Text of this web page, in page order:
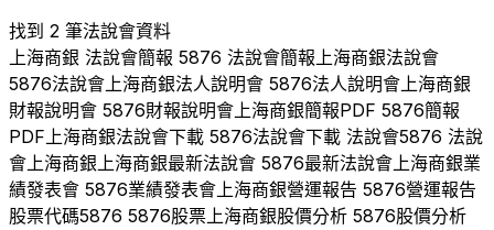
找到 2 筆法說會資料
上海商銀 法說會簡報 5876 法說會簡報上海商銀法說會
5876法說會上海商銀法人說明會 5876法人說明會上海商銀
財報說明會 5876財報說明會上海商銀簡報PDF 5876簡報
PDF上海商銀法說會下載 5876法說會下載 法說會5876 法說
會上海商銀上海商銀最新法說會 5876最新法說會上海商銀業
績發表會 5876業績發表會上海商銀營運報告 5876營運報告
股票代碼5876 5876股票上海商銀股價分析 5876股價分析